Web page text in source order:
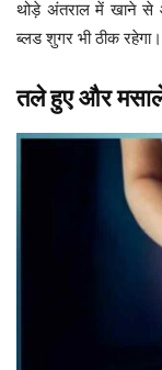
थोड़े अंतराल में खाने से
ब्लड शुगर भी ठीक रहेगा।
तले हुए और